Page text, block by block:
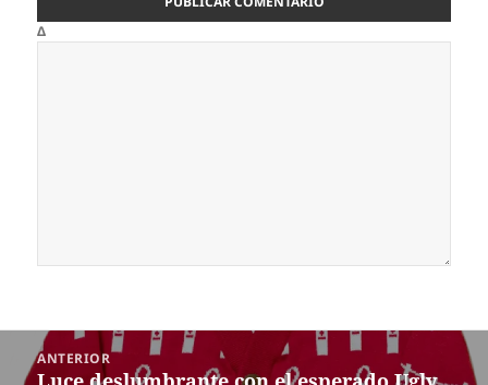
Δ
Navegación
ANTERIOR